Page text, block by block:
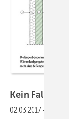
Kein Fall für
02.03.2017 -